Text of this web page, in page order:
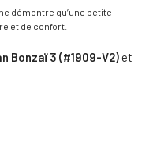
démontre qu’une petite
et de confort.
Bonzaï 3 (#1909-V2)et